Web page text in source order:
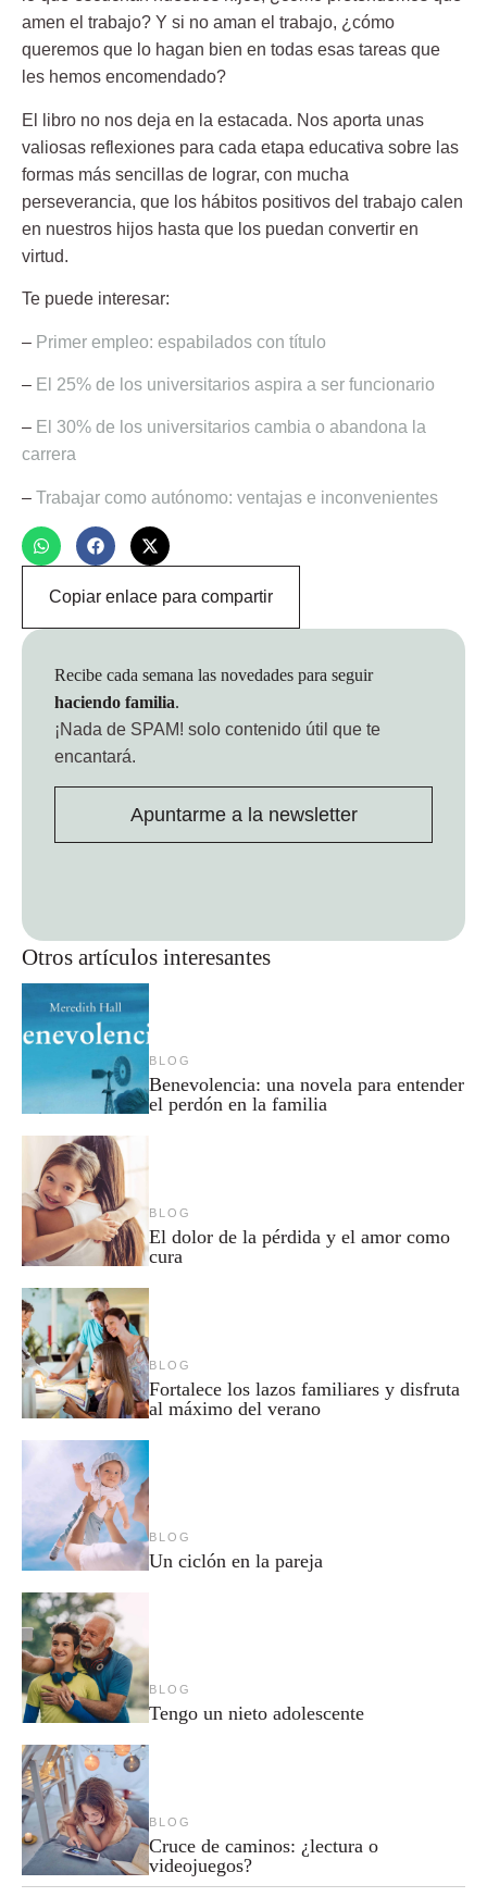
amen el trabajo? Y si no aman el trabajo, ¿cómo
queremos que lo hagan bien en todas esas tareas que
les hemos encomendado?
El libro no nos deja en la estacada. Nos aporta unas
valiosas reflexiones para cada etapa educativa sobre las
formas más sencillas de lograr, con mucha
perseverancia, que los hábitos positivos del trabajo calen
en nuestros hijos hasta que los puedan convertir en
virtud.
Te puede interesar:
– Primer empleo: espabilados con título
– El 25% de los universitarios aspira a ser funcionario
– El 30% de los universitarios cambia o abandona la
carrera
– Trabajar como autónomo: ventajas e inconvenientes
Copiar enlace para compartir
Otros artículos interesantes
BLOG
Benevolencia: una novela para entender
el perdón en la familia
BLOG
El dolor de la pérdida y el amor como
cura
BLOG
Fortalece los lazos familiares y disfruta
al máximo del verano
BLOG
Un ciclón en la pareja
BLOG
Tengo un nieto adolescente
BLOG
Cruce de caminos: ¿lectura o
videojuegos?
Recibe cada semana las novedades para seguir
haciendo familia.
¡Nada de SPAM! solo contenido útil que te
encantará.
Apuntarme a la newsletter